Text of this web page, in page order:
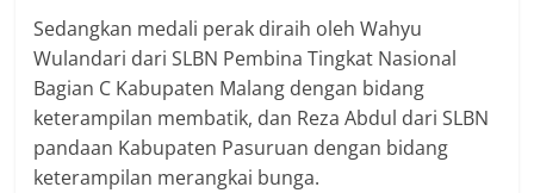
Sedangkan medali perak diraih oleh Wahyu
Wulandari dari SLBN Pembina Tingkat Nasional
Bagian C Kabupaten Malang dengan bidang
keterampilan membatik, dan Reza Abdul dari SLBN
pandaan Kabupaten Pasuruan dengan bidang
keterampilan merangkai bunga.